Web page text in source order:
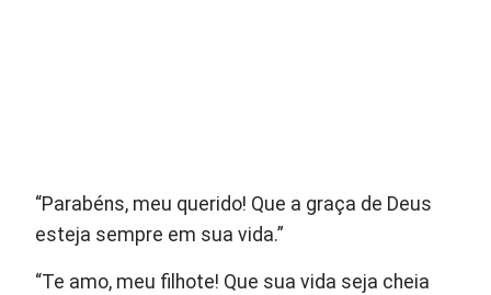
“Parabéns, meu querido! Que a graça de Deus
esteja sempre em sua vida.”
“Te amo, meu filhote! Que sua vida seja cheia